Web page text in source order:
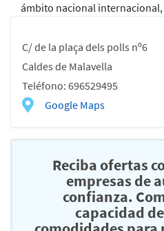
C/ de la plaça dels polls nº6
Caldes de Malavella
Teléfono: 696529495
Google Maps
ámbito nacional internacional,
Reciba ofertas
empresas de
confianza.
capacidad